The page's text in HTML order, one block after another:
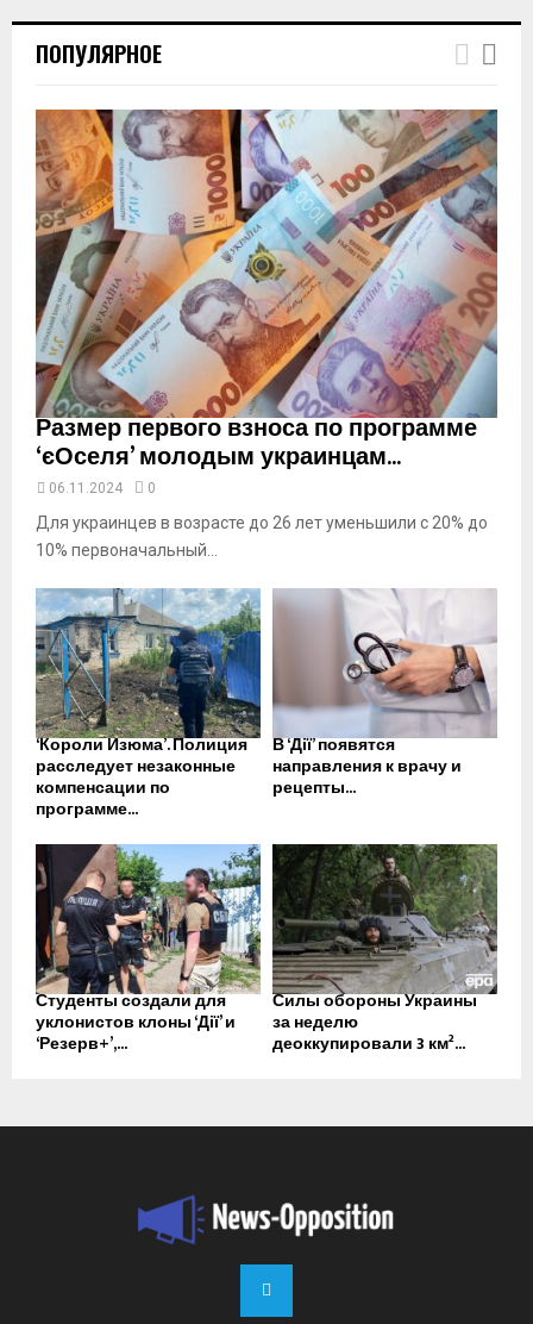
h
u
a
y
u
e
ПОПУЛЯРНОЕ
Размер первого взноса по программе
‘єОселя’ молодым украинцам...
06.11.2024 0
Для украинцев в возрасте до 26 лет уменьшили с 20% до
10% первоначальный...
‘Короли Изюма’. Полиция
расследует незаконные
компенсации по
программе...
В ‘Дії’ появятся
направления к врачу и
рецепты...
Студенты создали для
уклонистов клоны ‘Дії’ и
‘Резерв+’,...
Силы обороны Украины
за неделю
деоккупировали 3 км²...